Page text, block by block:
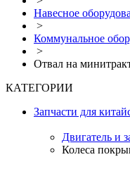
Навесное
>
Коммунальное
>
Отвал на
КАТЕГОРИИ
Запчасти для
Двигатель и
Колеса